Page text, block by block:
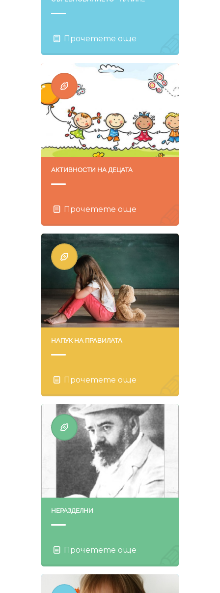
Прочетете още
АКТИВНОСТИ НА ДЕЦАТА
Прочетете още
НАПУК НА ПРАВИЛАТА
Прочетете още
НЕРАЗДЕЛНИ
Прочетете още